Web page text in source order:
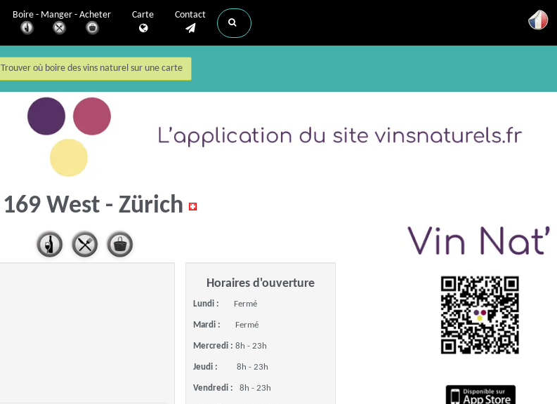
Boire - Manger - Acheter Carte Contact
Trouver où boire des vins naturel sur une carte
169 West - Zürich
Horaires d'ouverture
Lundi : Fermé
Mardi : Fermé
Mercredi : 8h - 23h
Jeudi : 8h - 23h
Vendredi : 8h - 23h